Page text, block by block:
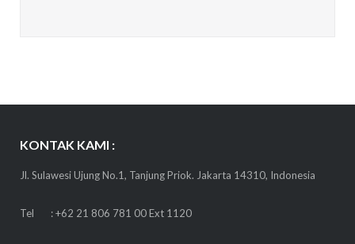
KONTAK KAMI :
Jl. Sulawesi Ujung No.1, Tanjung Priok. Jakarta 14310, Indonesia
Tel : +62 21 806 781 00 Ext 1120